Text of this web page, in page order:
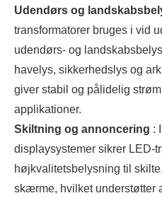
Udendørs og
transformatorer bruges i vid
udendørs- og
havelys, sikkerhedslys og
giver stabil og pålidelig
applikationer.
Skiltning og annoncering :
displaysystemer sikrer LED-
højkvalitetsbelysning til
skærme, hvilket understøtter